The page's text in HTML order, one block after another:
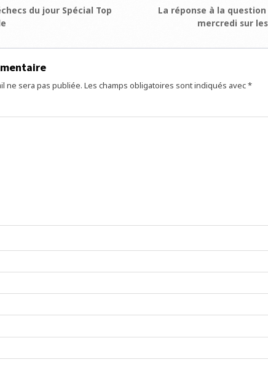
La réponse à la
mercredi sur
du jour Spécial Top
ne sera pas publiée. Les champs obligatoires sont indiqués avec*